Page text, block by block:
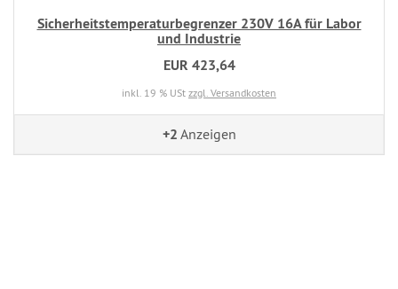
Sicherheitstemperaturbegrenzer 230V 16A für Labor
und Industrie
EUR 423,64
inkl. 19 % USt zzgl. Versandkosten
+2 Anzeigen